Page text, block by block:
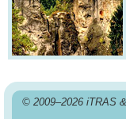
© 2009–2026 iTRAS